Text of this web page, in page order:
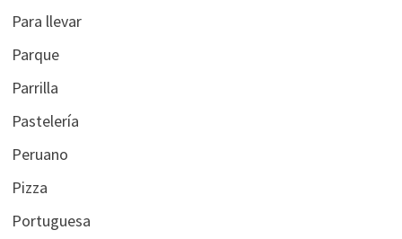
Para llevar
Parque
Parrilla
Pastelería
Peruano
Pizza
Portuguesa